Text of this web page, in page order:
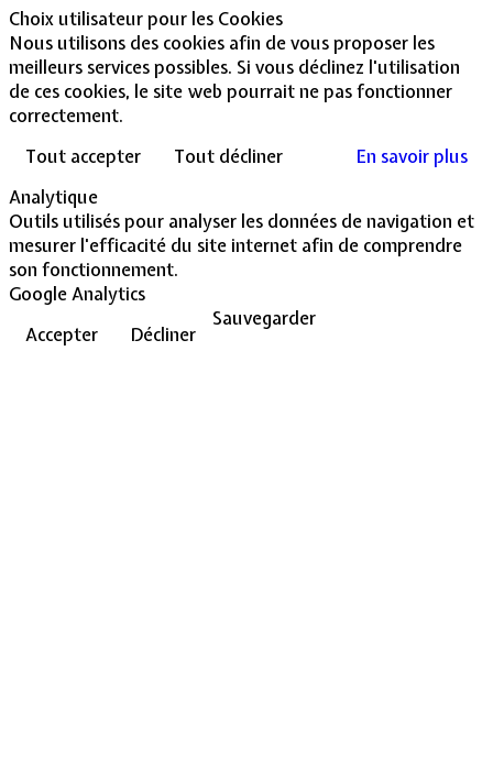
Choix utilisateur pour les Cookies
Nous utilisons des cookies afin de vous proposer les
meilleurs services possibles. Si vous déclinez l'utilisation
de ces cookies, le site web pourrait ne pas fonctionner
correctement.
Tout accepter
Tout décliner
En savoir plus
Analytique
Outils utilisés pour analyser les données de navigation et
mesurer l'efficacité du site internet afin de comprendre
son fonctionnement.
Google Analytics
Accepter
Décliner
Sauvegarder